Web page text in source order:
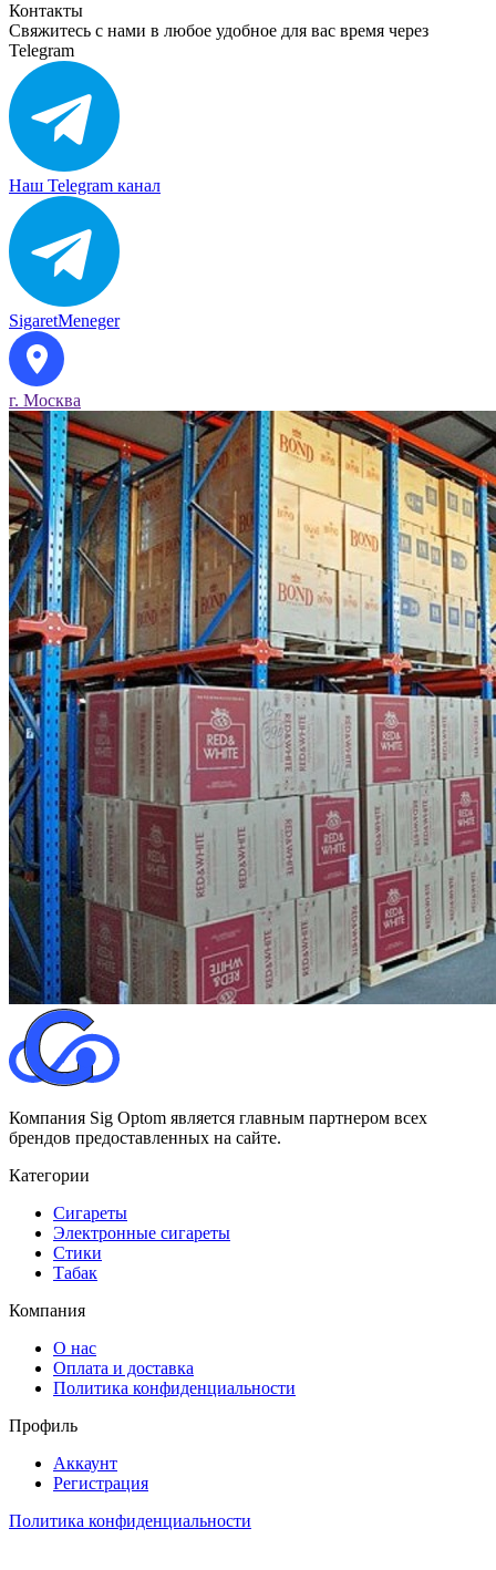
Контакты
Свяжитесь с нами в любое удобное для вас время через
Telegram
Наш Telegram канал
SigaretMeneger
г. Москва
Компания Sig Optom является главным партнером всех
брендов предоставленных на сайте.
Категории
Сигареты
Электронные сигареты
Стики
Табак
Компания
О нас
Оплата и доставка
Политика конфиденциальности
Профиль
Аккаунт
Регистрация
Политика конфиденциальности